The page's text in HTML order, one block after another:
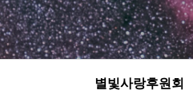
별빛사랑후원회